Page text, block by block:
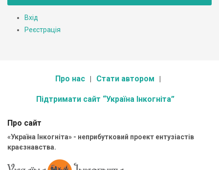
Вхід
Реєстрація
Про нас Стати автором
Підтримати сайт “Україна Інкогніта”
Про сайт
«Україна Інкогніта» - неприбутковий проект ентузіастів
краєзнавства.